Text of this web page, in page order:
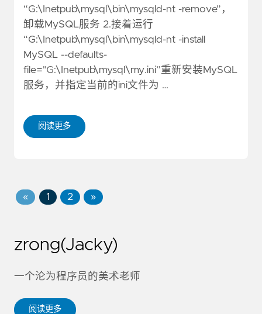
“G:\Inetpub\mysql\bin\mysqld-nt -remove”，
卸载MySQL服务 2.接着运行
“G:\Inetpub\mysql\bin\mysqld-nt -install
MySQL --defaults-
file="G:\Inetpub\mysql\my.ini”重新安装MySQL
服务，并指定当前的ini文件为 …
阅读更多
« 1 2 »
zrong(Jacky)
一个沦为程序员的美术老师
阅读更多